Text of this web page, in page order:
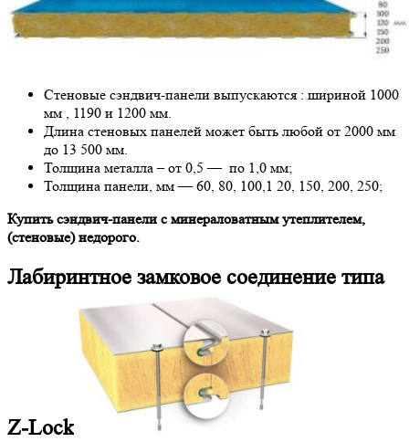
Стеновые сэндвич-панели выпускаются : шириной 1000
мм , 1190 и 1200 мм.
Длина стеновых панелей может быть любой от 2000 мм
до 13 500 мм.
Толщина металла – от 0,5 — по 1,0 мм;
Толщина панели, мм — 60, 80, 100,1 20, 150, 200, 250;
Купить сэндвич-панели с минераловатным утеплителем,
(стеновые) недорого.
Лабиринтное замковое соединение типа
Z-Lock